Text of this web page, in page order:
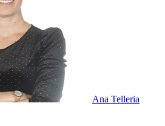
Ana Telleria